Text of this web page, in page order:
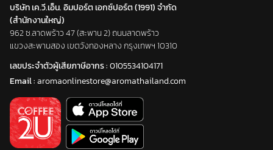
บริษัท เค.วี.เอ็น. อิมปอร์ต เอกซ์ปอร์ต (1991) จำกัด
(สำนักงานใหญ่)
962 ซ.ลาดพร้าว 47 (สะพาน 2) ถนนลาดพร้าว
แขวงสะพานสอง เขตวังทองหลาง กรุงเทพฯ 10310
เลขประจำตัวผู้เสียภาษีอากร :0105534104171
Email :aromaonlinestore@aromathailand.com